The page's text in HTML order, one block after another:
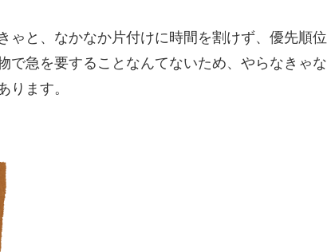
ゃと、なかなか片付けに時間を割けず、優先順位
で急を要することなんてないため、やらなきゃな
ります。